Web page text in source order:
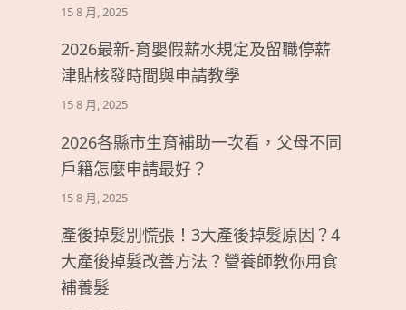
15 8 月, 2025
2026最新-育嬰假薪水規定及留職停薪
津貼核發時間與申請教學
15 8 月, 2025
2026各縣市生育補助一次看，父母不同
戶籍怎麼申請最好？
15 8 月, 2025
產後掉髮別慌張！3大產後掉髮原因？4
大產後掉髮改善方法？營養師教你用食
補養髮